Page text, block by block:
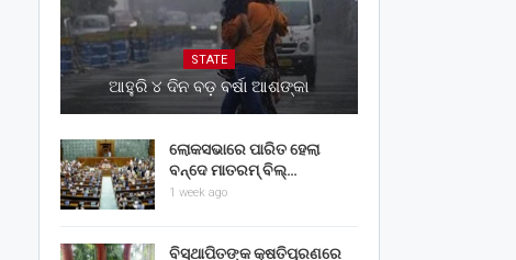
STATE
ଆହୁରି ୪ ଦିନ ବଡ଼ ବର୍ଷା ଆଶଙ୍କା
ଲୋକସଭାରେ ପାରିତ ହେଲା
ବନ୍ଦେ ମାତରମ୍‌ ବିଲ୍‌…
1 week ago
ବିସ୍ଥାପିତଙ୍କ କ୍ଷତିପୂରଣରେ